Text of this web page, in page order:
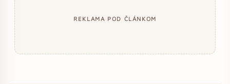
REKLAMA POD ČLÁNKOM